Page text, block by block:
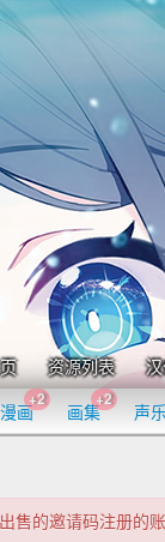
资源列表
漫画
+2
画集
+2
声
售的邀请码注册的